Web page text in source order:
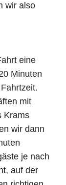
wir also
eine
Minuten
mit
Krams
wir dann
je nach
auf der